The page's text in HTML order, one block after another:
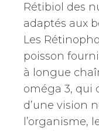
Rétibiol des
adaptés aux
Les
poisson
à longue
oméga 3, qui
d’une vision
l’organisme,